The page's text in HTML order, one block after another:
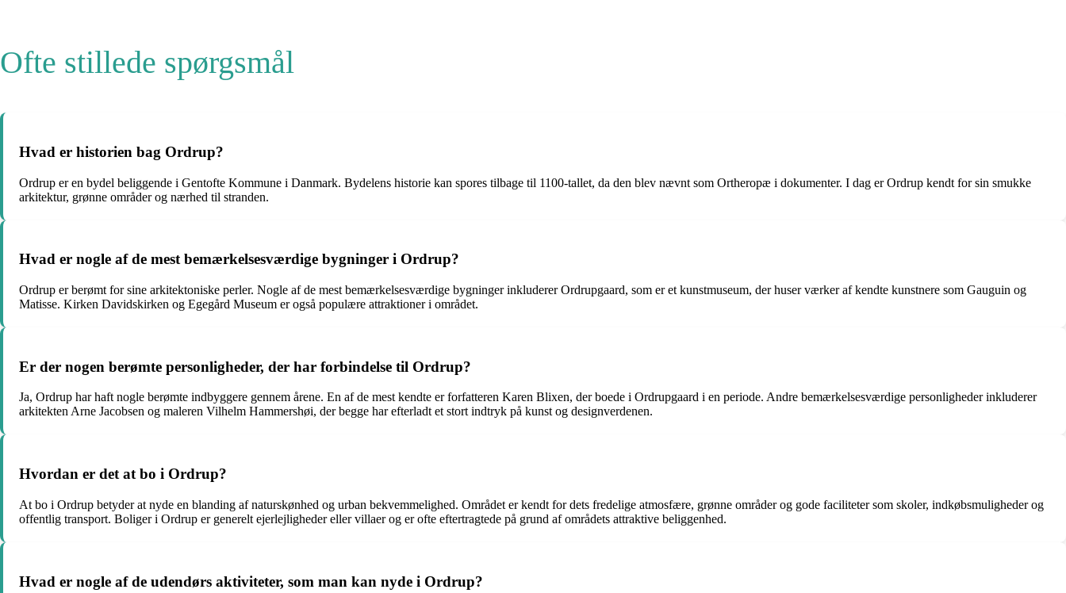
Ofte stillede spørgsmål
Hvad er historien bag Ordrup?
Ordrup er en bydel beliggende i Gentofte Kommune i Danmark. Bydelens historie kan spores tilbage til 1100-tallet, da den blev nævnt som Ortheropæ i dokumenter. I dag er Ordrup kendt for sin smukke
arkitektur, grønne områder og nærhed til stranden.
Hvad er nogle af de mest bemærkelsesværdige bygninger i Ordrup?
Ordrup er berømt for sine arkitektoniske perler. Nogle af de mest bemærkelsesværdige bygninger inkluderer Ordrupgaard, som er et kunstmuseum, der huser værker af kendte kunstnere som Gauguin og
Matisse. Kirken Davidskirken og Egegård Museum er også populære attraktioner i området.
Er der nogen berømte personligheder, der har forbindelse til Ordrup?
Ja, Ordrup har haft nogle berømte indbyggere gennem årene. En af de mest kendte er forfatteren Karen Blixen, der boede i Ordrupgaard i en periode. Andre bemærkelsesværdige personligheder inkluderer
arkitekten Arne Jacobsen og maleren Vilhelm Hammershøi, der begge har efterladt et stort indtryk på kunst og designverdenen.
Hvordan er det at bo i Ordrup?
At bo i Ordrup betyder at nyde en blanding af naturskønhed og urban bekvemmelighed. Området er kendt for dets fredelige atmosfære, grønne områder og gode faciliteter som skoler, indkøbsmuligheder og
offentlig transport. Boliger i Ordrup er generelt ejerlejligheder eller villaer og er ofte eftertragtede på grund af områdets attraktive beliggenhed.
Hvad er nogle af de udendørs aktiviteter, som man kan nyde i Ordrup?